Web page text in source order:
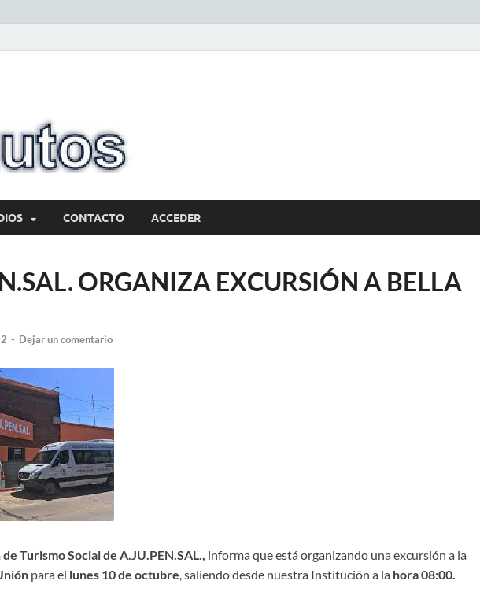
CONTACTO ACCEDER
ORGANIZA EXCURSIÓN A BELLA
- Dejar un comentario
Turismo Social de A.JU.PEN.SAL., informa que está organizando una excursión a la
para el lunes 10 de octubre, saliendo desde nuestra Institución a la hora 08:00.